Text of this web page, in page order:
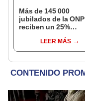
Más de 145 000
jubilados de la ONP
reciben un 25%
en agostoLEER MÁS